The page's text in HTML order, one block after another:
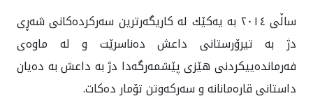
ساڵی ٢٠١٤ بە يه‌كێك له‌ کاریگەرترین سەرکردەكانى شەڕی
دژ بە تیرۆرستانی داعش ده‌ناسرێت و لە ماوەی
فەرماندەييکردنی هێزی پێشمەرگەدا دژ بە داعش بە دەیان
داستانی قارەمانانە و سەرکەوتن تۆمار ده‌كات.